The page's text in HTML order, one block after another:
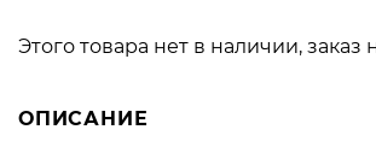
Этого товара нет в наличии, заказ
ОПИСАНИЕ